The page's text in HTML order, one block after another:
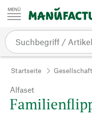
Zum Inhalt springen
Startseite
Alfaset